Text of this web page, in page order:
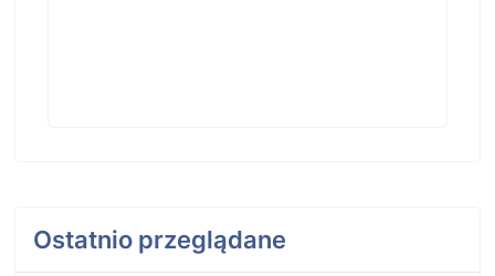
Ostatnio przeglądane